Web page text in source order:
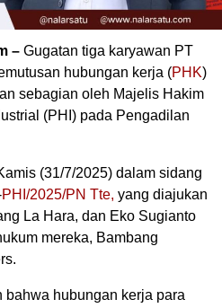
– Gugatan tiga karyawan PT
hubungan kerja (PHK)
sebagian oleh Majelis Hakim
(PHI) pada Pengadilan
(31/7/2025) dalam sidang
PHI/2025/PN Tte, yang diajukan
La Hara, dan Eko Sugianto
mereka, Bambang
bahwa hubungan kerja para